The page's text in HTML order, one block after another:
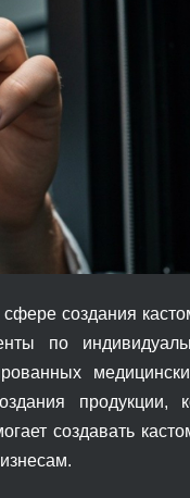
создания
по
продукции,
создавать